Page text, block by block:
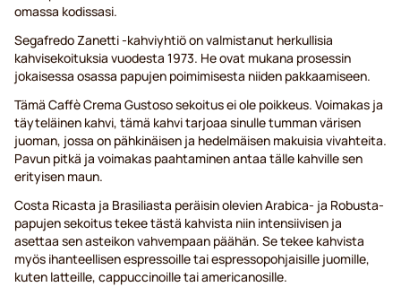
omassa kodissasi.
Segafredo Zanetti -kahviyhtiö on valmistanut herkullisia
kahvisekoituksia vuodesta 1973. He ovat mukana prosessin
jokaisessa osassa papujen poimimisesta niiden pakkaamiseen.
Tämä Caffè Crema Gustoso sekoitus ei ole poikkeus. Voimakas ja
täyteläinen kahvi, tämä kahvi tarjoaa sinulle tumman värisen
juoman, jossa on pähkinäisen ja hedelmäisen makuisia vivahteita.
Pavun pitkä ja voimakas paahtaminen antaa tälle kahville sen
erityisen maun.
Costa Ricasta ja Brasiliasta peräisin olevien Arabica- ja Robusta-
papujen sekoitus tekee tästä kahvista niin intensiivisen ja
asettaa sen asteikon vahvempaan päähän. Se tekee kahvista
myös ihanteellisen espressoille tai espressopohjaisille juomille,
kuten latteille, cappuccinoille tai americanosille.